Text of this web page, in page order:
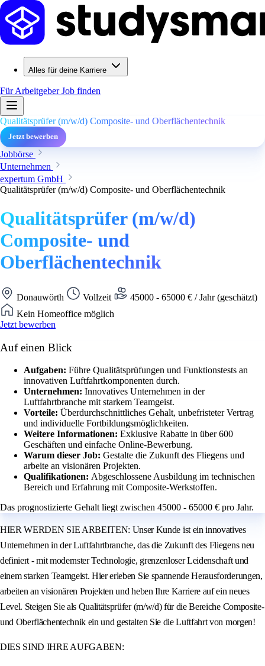
Alles für deine Karriere
Für ArbeitgeberJob finden
Qualitätsprüfer (m/w/d) Composite- und Oberflächentechnik
Jetzt bewerben
Jobbörse
Unternehmen
expertum GmbH
Qualitätsprüfer (m/w/d) Composite- und Oberflächentechnik
Qualitätsprüfer (m/w/d)
Composite- und
Oberflächentechnik
Donauwörth Vollzeit
45000 - 65000 € / Jahr (geschätzt)
Kein Homeoffice möglich
Jetzt bewerben
Auf einen Blick
Aufgaben: Führe Qualitätsprüfungen und Funktionstests an
innovativen Luftfahrtkomponenten durch.
Unternehmen: Innovatives Unternehmen in der
Luftfahrtbranche mit starkem Teamgeist.
Vorteile: Überdurchschnittliches Gehalt, unbefristeter Vertrag
und individuelle Fortbildungsmöglichkeiten.
Weitere Informationen: Exklusive Rabatte in über 600
Geschäften und einfache Online-Bewerbung.
Warum dieser Job: Gestalte die Zukunft des Fliegens und
arbeite an visionären Projekten.
Qualifikationen: Abgeschlossene Ausbildung im technischen
Bereich und Erfahrung mit Composite-Werkstoffen.
Das prognostizierte Gehalt liegt zwischen 45000 - 65000 € pro Jahr.
HIER WERDEN SIE ARBEITEN: Unser Kunde ist ein innovatives
Unternehmen in der Luftfahrtbranche, das die Zukunft des Fliegens neu
definiert - mit modernster Technologie, grenzenloser Leidenschaft und
einem starken Teamgeist. Hier erleben Sie spannende Herausforderungen,
arbeiten an visionären Projekten und heben Ihre Karriere auf ein neues
Level. Steigen Sie als Qualitätsprüfer (m/w/d) für die Bereiche Composite-
und Oberflächentechnik ein und gestalten Sie die Luftfahrt von morgen!
DIES SIND IHRE AUFGABEN: